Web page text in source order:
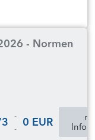
- Normen
-
-
0 EUR